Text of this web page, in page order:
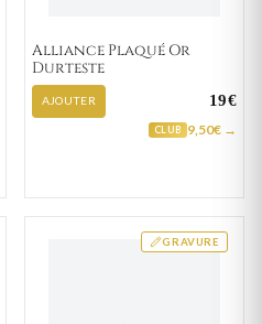
Alliance Plaqué Or
Durteste
AJOUTER 19€
CLUB 9,50€ →
GRAVURE